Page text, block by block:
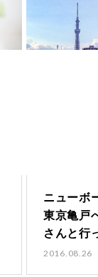
ニューボ
東京亀戸
さんと行
2016.08.26